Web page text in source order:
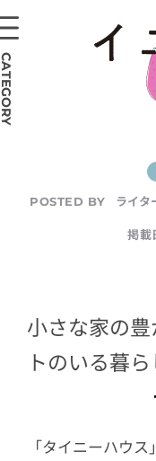
POSTED BY ライタ
掲載
小さな家の
トのいる暮
「タイニーハウ